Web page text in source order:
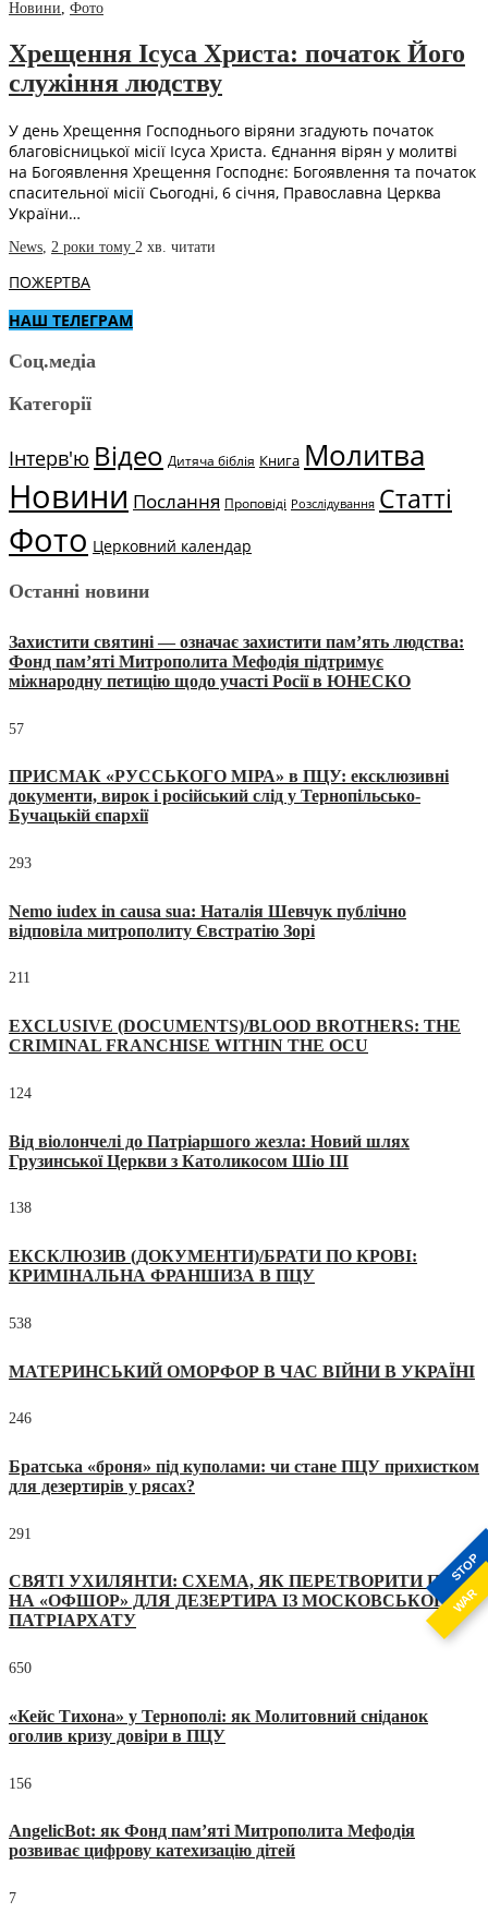
STOP
WAR
Новини, Фото
Хрещення Ісуса Христа: початок Його
служіння людству
У день Хрещення Господнього віряни згадують початок
благовісницької місії Ісуса Христа. Єднання вірян у молитві
на Богоявлення Хрещення Господнє: Богоявлення та початок
спасительної місії Сьогодні, 6 січня, Православна Церква
України…
News, 2 роки тому 2 хв. читати
ПОЖЕРТВА
НАШ ТЕЛЕГРАМ
Соц.медіа
Категорії
Інтерв'ю Відео Дитяча біблія Книга Молитва
Новини Послання Проповіді Розслідування Статті
Фото Церковний календар
Останні новини
Захистити святині — означає захистити пам’ять людства:
Фонд пам’яті Митрополита Мефодія підтримує
міжнародну петицію щодо участі Росії в ЮНЕСКО
57
ПРИСМАК «РУССЬКОГО МІРА» в ПЦУ: ексклюзивні
документи, вирок і російський слід у Тернопільсько-
Бучацькій єпархії
293
Nemo iudex in causa sua: Наталія Шевчук публічно
відповіла митрополиту Євстратію Зорі
211
EXCLUSIVE (DOCUMENTS)/BLOOD BROTHERS: THE
CRIMINAL FRANCHISE WITHIN THE OCU
124
Від віолончелі до Патріаршого жезла: Новий шлях
Грузинської Церкви з Католикосом Шіо III
138
ЕКСКЛЮЗИВ (ДОКУМЕНТИ)/БРАТИ ПО КРОВІ:
КРИМІНАЛЬНА ФРАНШИЗА В ПЦУ
538
МАТЕРИНСЬКИЙ ОМОРФОР В ЧАС ВІЙНИ В УКРАЇНІ
246
Братська «броня» під куполами: чи стане ПЦУ прихистком
для дезертирів у рясах?
291
СВЯТІ УХИЛЯНТИ: СХЕМА, ЯК ПЕРЕТВОРИТИ ПЦУ
НА «ОФШОР» ДЛЯ ДЕЗЕРТИРА ІЗ МОСКОВСЬКОГО
ПАТРІАРХАТУ
650
«Кейс Тихона» у Тернополі: як Молитовний сніданок
оголив кризу довіри в ПЦУ
156
AngelicBot: як Фонд пам’яті Митрополита Мефодія
розвиває цифрову катехизацію дітей
7